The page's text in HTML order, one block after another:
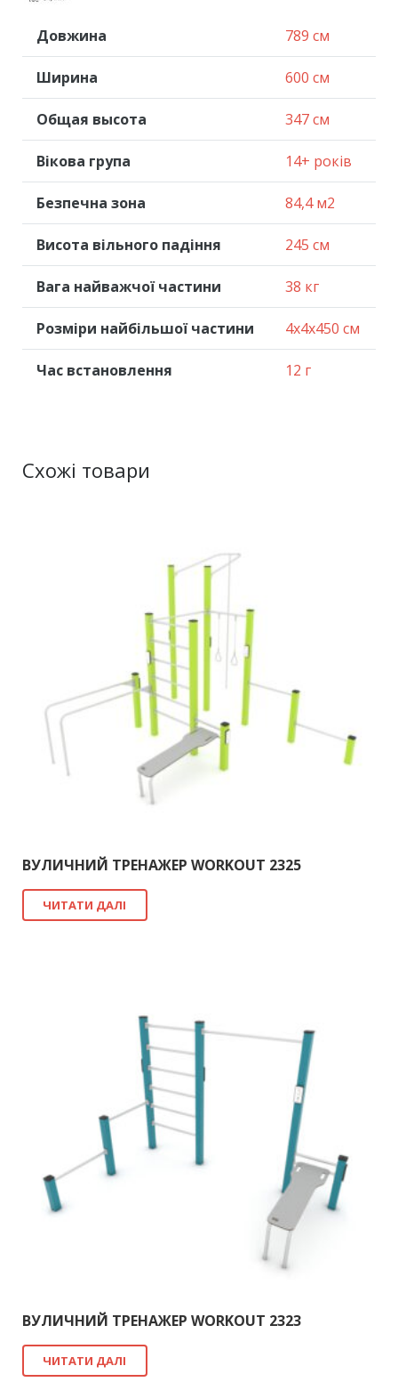
Довжина 789 см
Ширина 600 см
Общая высота 347 см
Вікова група 14+ років
Безпечна зона 84,4 м2
Висота вільного падіння 245 см
Вага найважчої частини 38 кг
Розміри найбільшої частини 4x4x450 см
Час встановлення 12 г
Схожі товари
ВУЛИЧНИЙ ТРЕНАЖЕР WORKOUT 2325
ЧИТАТИ ДАЛІ
ВУЛИЧНИЙ ТРЕНАЖЕР WORKOUT 2323
ЧИТАТИ ДАЛІ